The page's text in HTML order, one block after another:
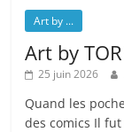
Art by ...
Art by
25 juin 2026
Quand les
des comics Il